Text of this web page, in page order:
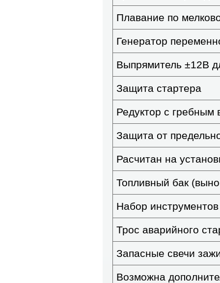
Плавание по
Генератор
Выпрямитель ±12В
Защита стартера
Редуктор с гребным
Защита от
Расчитан на
Топливный бак
Набор инструментов
Трос аварийного
Запасные свечи
Возможна